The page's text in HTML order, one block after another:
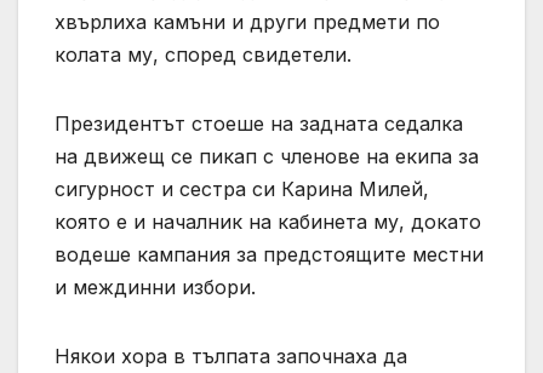
хвърлиха камъни и други предмети по
колата му, според свидетели.
Президентът стоеше на задната седалка
на движещ се пикап с членове на екипа за
сигурност и сестра си Карина Милей,
която е и началник на кабинета му, докато
водеше кампания за предстоящите местни
и междинни избори.
Някои хора в тълпата започнаха да